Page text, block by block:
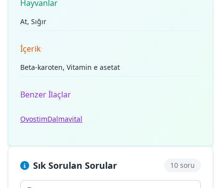
Hayvanlar
At, Sığır
İçerik
Beta-karoten, Vitamin e asetat
Benzer İlaçlar
OvostimDalmavital
Sık Sorulan Sorular 10 soru